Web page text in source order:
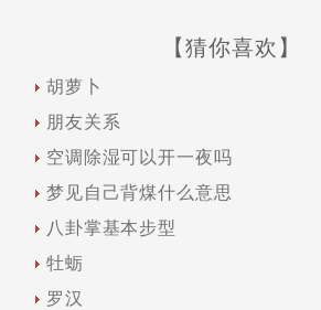
【猜你喜欢】
胡萝卜
朋友关系
空调除湿可以开一夜吗
梦见自己背煤什么意思
八卦掌基本步型
牡蛎
罗汉